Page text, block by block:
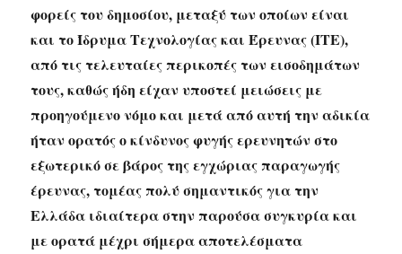
φορείς του δημοσίου, μεταξύ των οποίων είναι
και το Ίδρυμα Τεχνολογίας και Έρευνας (ΙΤΕ),
από τις τελευταίες περικοπές των εισοδημάτων
τους, καθώς ήδη είχαν υποστεί μειώσεις με
προηγούμενο νόμο και μετά από αυτή την αδικία
ήταν ορατός ο κίνδυνος φυγής ερευνητών στο
εξωτερικό σε βάρος της εγχώριας παραγωγής
έρευνας, τομέας πολύ σημαντικός για την
Ελλάδα ιδιαίτερα στην παρούσα συγκυρία και
με ορατά μέχρι σήμερα αποτελέσματα